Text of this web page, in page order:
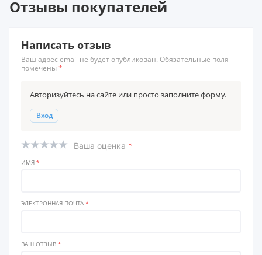
Отзывы покупателей
Написать отзыв
Ваш адрес email не будет опубликован. Обязательные поля
помечены *
Авторизуйтесь на сайте или просто заполните форму.
Вход
Ваша оценка *
ИМЯ *
ЭЛЕКТРОННАЯ ПОЧТА *
ВАШ ОТЗЫВ *